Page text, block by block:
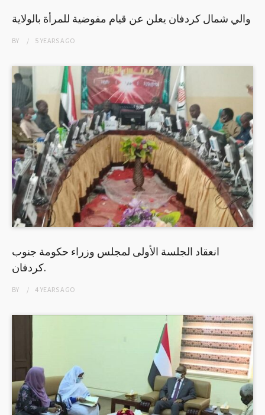
والي شمال كردفان يعلن عن قيام مفوضية للمرأة بالولاية
BY 5 YEARSAGO
انعقاد الجلسة الأولى لمجلس وزراء حكومة جنوب
كردفان.
BY 4 YEARSAGO